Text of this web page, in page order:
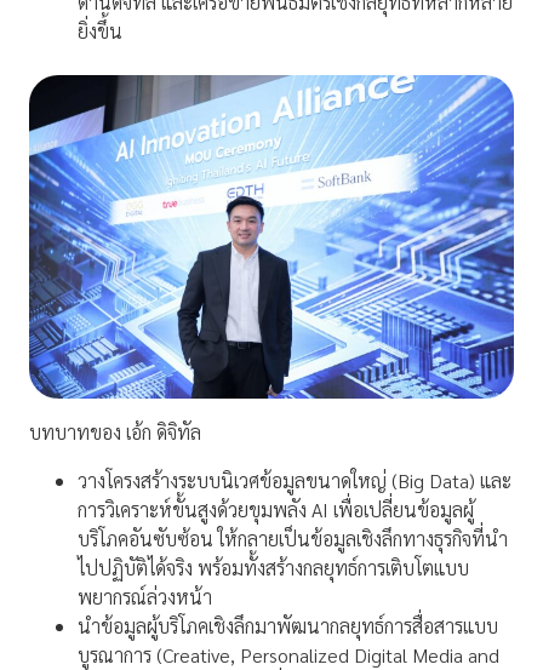
ยิ่งขึ้น
บทบาทของ เอ้ก ดิจิทัล
วางโครงสร้างระบบนิเวศข้อมูลขนาดใหญ่ (Big Data) และ
การวิเคราะห์ขั้นสูงด้วยขุมพลัง AI เพื่อเปลี่ยนข้อมูลผู้
บริโภคอันซับซ้อน ให้กลายเป็นข้อมูลเชิงลึกทางธุรกิจที่นำ
ไปปฏิบัติได้จริง พร้อมทั้งสร้างกลยุทธ์การเติบโตแบบ
พยากรณ์ล่วงหน้า
นำข้อมูลผู้บริโภคเชิงลึกมาพัฒนากลยุทธ์การสื่อสารแบบ
บูรณาการ (Creative, Personalized Digital Media and